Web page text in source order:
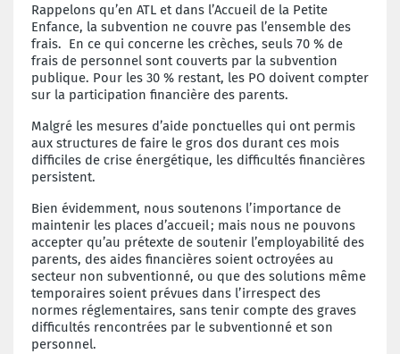
Rappelons qu’en ATL et dans l’Accueil de la Petite
Enfance, la subvention ne couvre pas l’ensemble des
frais. En ce qui concerne les crèches, seuls 70 % de
frais de personnel sont couverts par la subvention
publique. Pour les 30 % restant, les PO doivent compter
sur la participation financière des parents.
Malgré les mesures d’aide ponctuelles qui ont permis
aux structures de faire le gros dos durant ces mois
difficiles de crise énergétique, les difficultés financières
persistent.
Bien évidemment, nous soutenons l’importance de
maintenir les places d’accueil; mais nous ne pouvons
accepter qu’au prétexte de soutenir l’employabilité des
parents, des aides financières soient octroyées au
secteur non subventionné, ou que des solutions même
temporaires soient prévues dans l’irrespect des
normes réglementaires, sans tenir compte des graves
difficultés rencontrées par le subventionné et son
personnel.